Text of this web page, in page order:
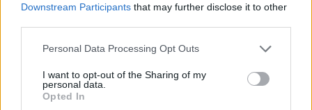
Downstream Participants that may further disclose it to other
Please note that this website/app uses one or more Google
not limited to your visit or usage behaviour. You may click to
grant or deny consent to Google and its third-party tags to
use your data for below specified purposes in below Google
Personal Data Processing Opt Outs
I want to opt-out of the Sharing of my
personal data.
Opted In